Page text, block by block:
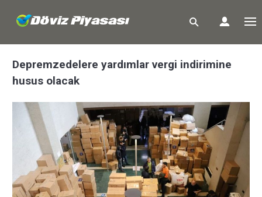
Depremzedelere yardımlar vergi indirimine
husus olacak